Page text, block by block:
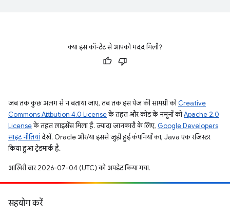
क्या इस कॉन्टेंट से आपको मदद मिली?
जब तक कुछ अलग से न बताया जाए, तब तक इस पेज की सामग्री कोCreative
Commons Attribution 4.0 Licenseके तहत और कोड के नमूनों कोApache 2.0
Licenseके तहत लाइसेंस मिला है. ज़्यादा जानकारी के लिए, Google Developers
साइट नीतियांदेखें. Oracle और/या इससे जुड़ी हुई कंपनियों का, Java एक रजिस्टर
किया हुआ ट्रेडमार्क है.
आखिरी बार 2026-07-04 (UTC) को अपडेट किया गया.
सहयोग करें